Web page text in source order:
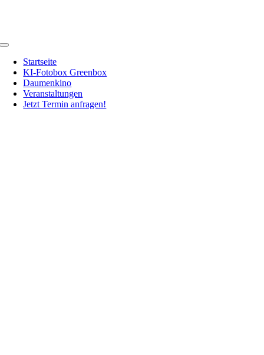
Toggle
NavigationStartseite
KI-Fotobox Greenbox
Daumenkino
Veranstaltungen
Jetzt Termin anfragen!